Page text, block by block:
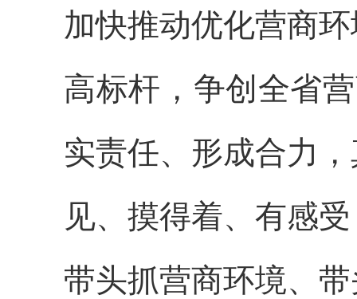
加快推动优化营商
高标杆，争创全省
实责任、形成合力
见、摸得着、有感
带头抓营商环境、